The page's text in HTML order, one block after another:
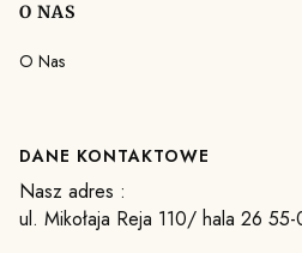
O NAS
O Nas
DANE KONTAKTOWE
Nasz adres :
ul. Mikołaja Reja 110/ hala 26